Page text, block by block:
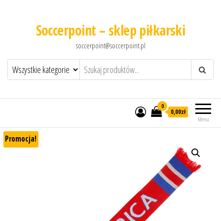
Soccerpoint – sklep piłkarski
soccerpoint@soccerpoint.pl
Menu
0
0,00zł
Promocja!